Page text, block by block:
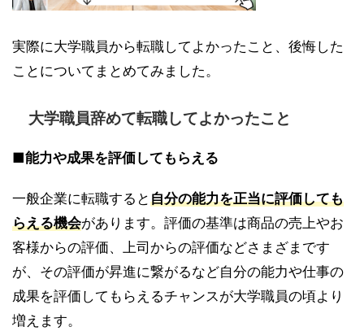
実際に大学職員から転職してよかったこと、後悔した
ことについてまとめてみました。
大学職員辞めて転職してよかったこと
■能力や成果を評価してもらえる
一般企業に転職すると自分の能力を正当に評価しても
らえる機会があります。評価の基準は商品の売上やお
客様からの評価、上司からの評価などさまざまです
が、その評価が昇進に繋がるなど自分の能力や仕事の
成果を評価してもらえるチャンスが大学職員の頃より
増えます。